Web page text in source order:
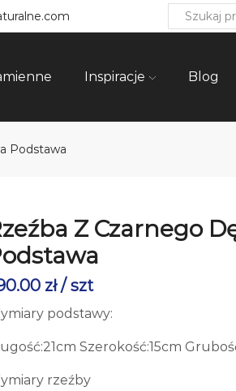
Inspiracje Blog
Podstawa
Z Czarnego
zł / szt
podstawy:
Szerokość:15cm
rzeźby